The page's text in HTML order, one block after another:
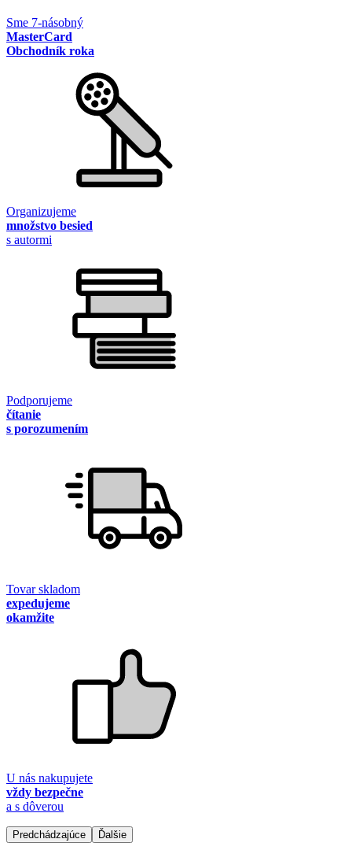
Sme 7-násobný
MasterCard
Obchodník roka
Organizujeme
množstvo besied
s autormi
Podporujeme
čítanie
s porozumením
Tovar skladom
expedujeme
okamžite
U nás nakupujete
vždy bezpečne
a s dôverou
Predchádzajúce Ďalšie